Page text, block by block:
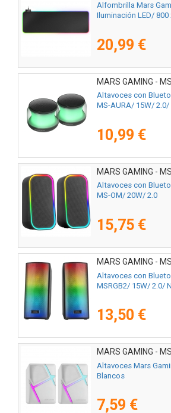
Alfombrilla Mars
Iluminación LED/ 800
20,99 €
MARS GAMING -
Altavoces con
MS-AURA/ 15W/
10,99 €
MARS GAMING -
Altavoces con
MS-OM/ 20W/ 2.0
15,75 €
MARS GAMING -
Altavoces con
MSRGB2/ 15W/ 2.0/
13,50 €
MARS GAMING -
Altavoces Mars
Blancos
7,59 €